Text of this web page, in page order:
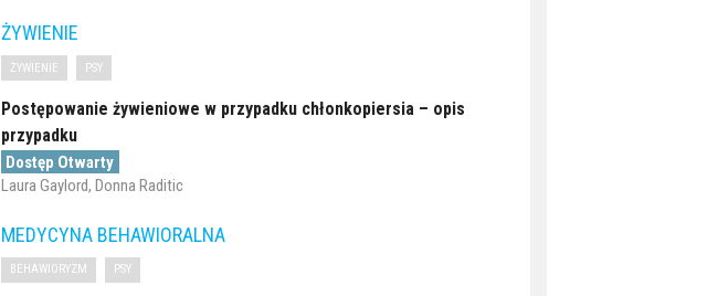
ŻYWIENIE
ŻYWIENIE PSY
Postępowanie żywieniowe w przypadku chłonkopiersia – opis
przypadku
Dostęp Otwarty
Laura Gaylord, Donna Raditic
MEDYCYNA BEHAWIORALNA
BEHAWIORYZM PSY